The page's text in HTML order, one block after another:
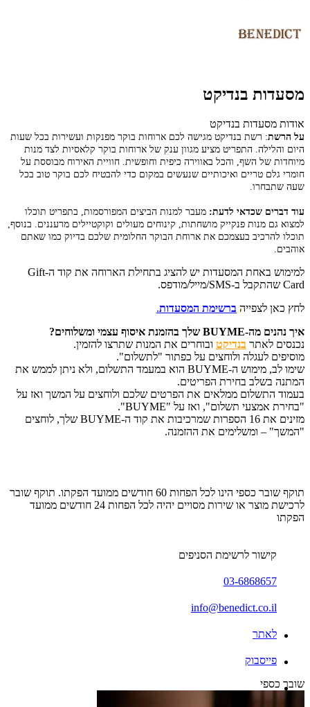
מסעדות בנדיקט
אודות מסעדות בנדיקט
על הרשת: רשת בנדיקט מגישה לכם ארוחות בוקר מפנקות ועשירות בכל שעות
היום והלילה. התפריט מציע מגוון ענק של ארוחות בוקר קלאסיות לצד מנות
מיוחדות של השף, והכל באווירה כיפית וחופשית. חוויית האירוח מבוססת על
חומרי גלם טריים ואיכותיים שנעשים במקום כדי להבטיח לכם בוקר טוב בכל
שעה שתבחרו.
עוד דברים שכדאי לדעת: מעבר למנות הביצים המפורסמות, בתפריט תוכלו
למצוא גם מנות פנקייק מושחתות, קינוחים מעולים וקוקטיילים מרעננים. בנוסף,
תוכלו להרכיב בעצמכם את ארוחת הבוקר החלומית שלכם בדיוק כמו שאתם
אוהבים.
למימוש באחת המסעדות יש להציג בתחילת הארוחה את קוד ה-Gift
Card שהתקבל ב-SMS/מייל/מודפס.
לחץ כאן לצפייה ברשימת המסעדות.
איך נהנים מה-BUYME שלך בהזמנת איסוף עצמי ומשלוחים?
נכנסים לאתר בנדיקט ובוחרים את המנות שתרצו להזמין.
מוסיפים לעגלה ולוחצים על כפתור "לתשלום".
שימו לב, מימוש ה-BUYME הוא במעמד התשלום, ולא ניתן לממש את
המתנה בשלב בחירת הפריטים.
בעמוד התשלום ממלאים את הפרטים שלכם ולוחצים על המשך ואז על
"בחירת אמצעי תשלום", ואז על "BUYME".
מזינים את 16 הספרות שמרכיבות את קוד ה-BUYME שלך, לוחצים
"המשך" – ומשלימים את ההזמנה.
תוקף שובר כספי הינו לכל הפחות 60 חודשים ממועד הפקתו. תוקף שובר
לרכישת מוצר או שירות מסויים יהיה לכל הפחות 24 חודשים ממועד
הפקתו
קישור לרשימת הסניפים
03-6868657
info@benedict.co.il
לאתר
פייסבוק
שובר כספי